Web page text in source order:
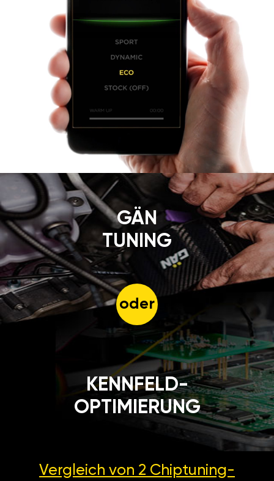
GÄN
TUNING
oder
KENNFELD-
OPTIMIERUNG
Vergleich von 2 Chiptuning-